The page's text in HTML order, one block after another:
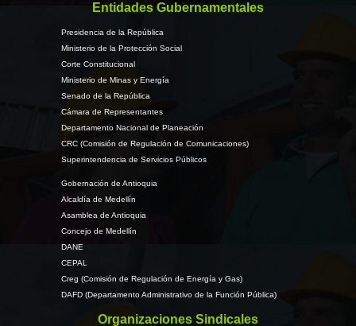
Entidades Gubernamentales
Presidencia de la República
Ministerio de la Protección Social
Corte Constitucional
Ministerio de Minas y Energía
Senado de la República
Cámara de Representantes
Departamento Nacional de Planeación
CRC (Comisión de Regulación de Comunicaciones)
Superintendencia de Servicios Públicos
Gobernación de Antioquia
Alcaldía de Medellín
Asamblea de Antioquia
Concejo de Medellín
DANE
CEPAL
Creg (Comisión de Regulación de Energía y Gas)
DAFD (Departamento Administrativo de la Función Pública)
Organizaciones Sindicales